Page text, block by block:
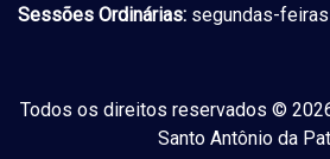
Sessões Ordinárias: segundas-
Todos os direitos reservados ©
Santo Antônio da